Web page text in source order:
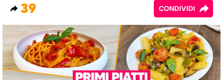
39 CONDIVIDI